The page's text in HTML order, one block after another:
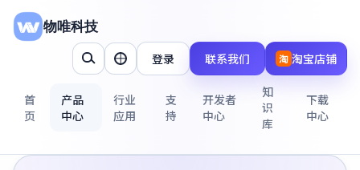
物唯科技
首
页
产品
中心
行业
应用
支
持
开发者
中心
知
识
库
下载
中心
登录 联系我们 淘 淘宝店铺